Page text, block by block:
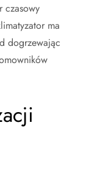
czasowy
ma
dogrzewając